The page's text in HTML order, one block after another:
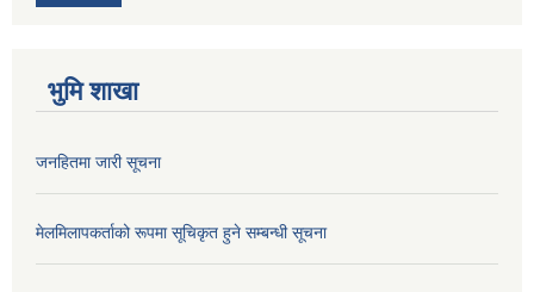
भुमि शाखा
जनहितमा जारी सूचना
मेलमिलापकर्ताको रूपमा सूचिकृत हुने सम्बन्धी सूचना